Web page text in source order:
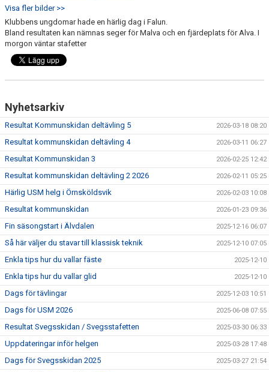
Visa fler bilder >>
Klubbens ungdomar hade en härlig dag i Falun.
Bland resultaten kan nämnas seger för Malva och en fjärdeplats för Alva. I
morgon väntar stafetter
Nyhetsarkiv
Resultat Kommunskidan deltävling 5 2026-03-18 08:20
Resultat kommunskidan deltävling 4 2026-03-11 06:27
Resultat Kommunskidan 3 2026-02-25 12:42
Resultat kommunskidan deltävling 2 2026 2026-02-11 05:25
Härlig USM helg i Örnsköldsvik 2026-02-03 10:08
Resultat kommunskidan 2026-01-23 09:36
Fin säsongstart i Älvdalen 2025-12-16 06:07
Så här väljer du stavar till klassisk teknik 2025-12-10 07:05
Enkla tips hur du vallar fäste 2025-12-10
Enkla tips hur du vallar glid 2025-12-10
Dags för tävlingar 2025-12-03 10:51
Dags för USM 2026 2025-06-08 07:55
Resultat Svegsskidan / Svegsstafetten 2025-03-30 06:33
Uppdateringar inför helgen 2025-03-28 17:48
Dags för Svegsskidan 2025 2025-03-27 21:54